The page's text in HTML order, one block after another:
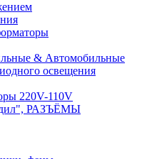
& Автомобильные
освещения
220V-110V
РАЗЪЁМЫ